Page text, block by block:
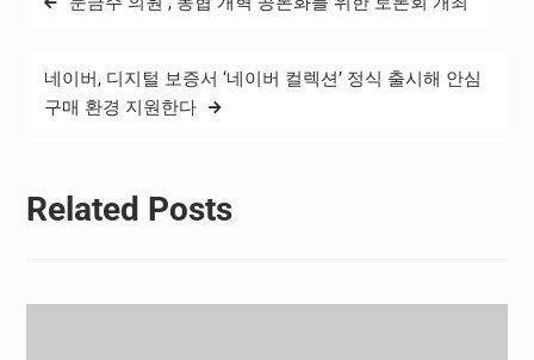
네이버, 디지털 보증서 ‘네이버 컬렉션’ 정식 출시해 안심
구매 환경 지원한다
Related Posts